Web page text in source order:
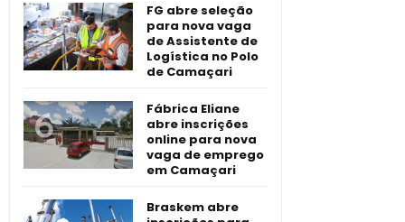
FG abre seleção
para nova vaga
de Assistente de
Logística no Polo
de Camaçari
Fábrica Eliane
abre inscrições
online para nova
vaga de emprego
em Camaçari
Braskem abre